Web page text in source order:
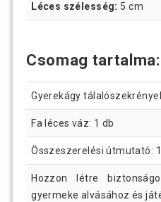
Léces szélesség: 5 cm
Csomag tartalma:
Gyerekágy
Fa léces váz: 1 db
Összeszerelési útmutató:
Hozzon létre
gyermeke alvásához és